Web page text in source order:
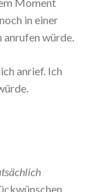
in einer
anrufen würde.
anrief. Ich